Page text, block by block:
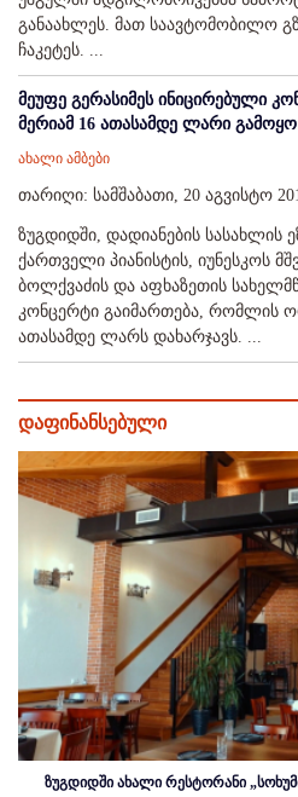
განაახლეს. მათ საავტომობილო
ჩაკეტეს. ...
მეუფე გერასიმეს ინიცირებული
მერიამ 16 ათასამდე ლარი გამოყო
ახალი ამბები
თარიღი: სამშაბათი, 20 აგვისტო
ზუგდიდში, დადიანების სასახლის
ქართველი პიანისტის, იუნესკოს
ბოლქვაძის და აფხაზეთის
კონცერტი გაიმართება, რომლის
ათასამდე ლარს დახარჯავს. ...
დაფინანსებული
ზუგდიდში ახალი რესტორანი